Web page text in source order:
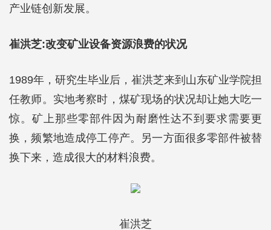
产业链创新发展。
崔洪芝:改变矿业设备资源浪费的状况
1989年，研究生毕业后，崔洪芝来到山东矿业学院担
任教师。实地考察时，煤矿现场的状况却让她大吃一
惊。矿上那些零部件因为耐磨性达不到要求需要更
换，频繁地造成停工停产。另一方面很多零部件被替
换下来，造成很大的材料浪费。
崔洪芝